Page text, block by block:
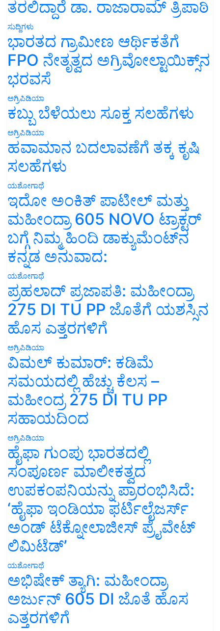
ತರಲಿದ್ದಾರೆ ಡಾ. ರಾಜಾರಾಮ್ ತ್ರಿಪಾಠಿ
ಸುದ್ದಿಗಳು
ಭಾರತದ ಗ್ರಾಮೀಣ ಆರ್ಥಿಕತೆಗೆ
FPO ನೇತೃತ್ವದ ಅಗ್ರಿವೋಲ್ಟಾಯಿಕ್ಸ್‌ನ
ಭರವಸೆ
ಅಗ್ರಿಪಿಡಿಯಾ
ಕಬ್ಬು ಬೆಳೆಯಲು ಸೂಕ್ತ ಸಲಹೆಗಳು
ಅಗ್ರಿಪಿಡಿಯಾ
ಹವಾಮಾನ ಬದಲಾವಣೆಗೆ ತಕ್ಕ ಕೃಷಿ
ಸಲಹೆಗಳು
ಯಶೋಗಾಥೆ
ಇದೋ ಅಂಕಿತ್ ಪಾಟೀಲ್ ಮತ್ತು
ಮಹೀಂದ್ರಾ 605 NOVO ಟ್ರಾಕ್ಟರ್
ಬಗ್ಗೆ ನಿಮ್ಮ ಹಿಂದಿ ಡಾಕ್ಯುಮೆಂಟ್‌ನ
ಕನ್ನಡ ಅನುವಾದ:
ಯಶೋಗಾಥೆ
ಪ್ರಹಲಾದ್ ಪ್ರಜಾಪತಿ: ಮಹೀಂದ್ರಾ
275 DI TU PP ಜೊತೆಗೆ ಯಶಸ್ಸಿನ
ಹೊಸ ಎತ್ತರಗಳಿಗೆ
ಅಗ್ರಿಪಿಡಿಯಾ
ವಿಮಲ್ ಕುಮಾರ್: ಕಡಿಮೆ
ಸಮಯದಲ್ಲಿ ಹೆಚ್ಚು ಕೆಲಸ –
ಮಹೀಂದ್ರ 275 DI TU PP
ಸಹಾಯದಿಂದ
ಅಗ್ರಿಪಿಡಿಯಾ
ಹೈಫಾ ಗುಂಪು ಭಾರತದಲ್ಲಿ
ಸಂಪೂರ್ಣ ಮಾಲೀಕತ್ವದ
ಉಪಕಂಪನಿಯನ್ನು ಪ್ರಾರಂಭಿಸಿದೆ:
‘ಹೈಫಾ ಇಂಡಿಯಾ ಫರ್ಟಿಲೈಜರ್ಸ್
ಅಂಡ್ ಟೆಕ್ನೋಲಾಜೀಸ್ ಪ್ರೈವೇಟ್
ಲಿಮಿಟೆಡ್’
ಯಶೋಗಾಥೆ
ಅಭಿಷೇಕ್ ತ್ಯಾಗಿ: ಮಹೀಂದ್ರಾ
ಅರ್ಜುನ್ 605 DI ಜೊತೆ ಹೊಸ
ಎತ್ತರಗಳಿಗೆ